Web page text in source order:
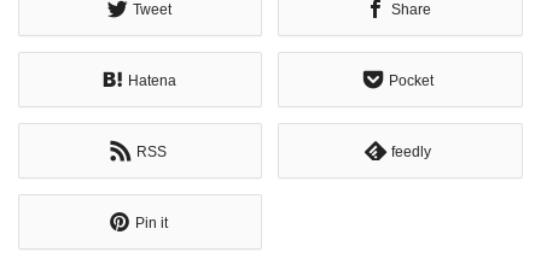
Tweet Share
Hatena Pocket
RSS feedly
Pin it